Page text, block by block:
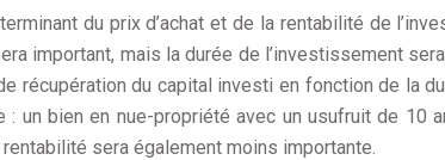
du prix d’achat et de la rentabilité de
important, mais la durée de l’investissement
récupération du capital investi en fonction de la
: un bien en nue-propriété avec un usufruit de 10
sera également moins importante.